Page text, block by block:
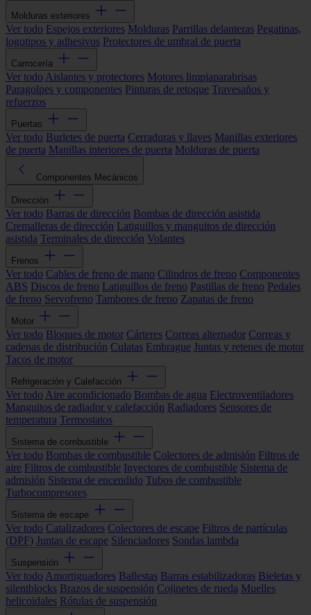
Molduras exteriores
Ver todo Espejos exteriores Molduras Parrillas delanteras Pegatinas,
logotipos y adhesivos Protectores de umbral de puerta
Carrocería
Ver todo Aislantes y protectores Motores limpiaparabrisas
Paragolpes y componentes Pinturas de retoque Travesaños y
refuerzos
Puertas
Ver todo Burletes de puerta Cerraduras y llaves Manillas exteriores
de puerta Manillas interiores de puerta Molduras de puerta
Componentes Mecánicos
Dirección
Ver todo Barras de dirección Bombas de dirección asistida
Cremalleras de dirección Latiguillos y manguitos de dirección
asistida Terminales de dirección Volantes
Frenos
Ver todo Cables de freno de mano Cilindros de freno Componentes
ABS Discos de freno Latiguillos de freno Pastillas de freno Pedales
de freno Servofreno Tambores de freno Zapatas de freno
Motor
Ver todo Bloques de motor Cárteres Correas alternador Correas y
cadenas de distribución Culatas Embrague Juntas y retenes de motor
Tacos de motor
Refrigeración y Calefacción
Ver todo Aire acondicionado Bombas de agua Electroventiladores
Manguitos de radiador y calefacción Radiadores Sensores de
temperatura Termostatos
Sistema de combustible
Ver todo Bombas de combustible Colectores de admisión Filtros de
aire Filtros de combustible Inyectores de combustible Sistema de
admisión Sistema de encendido Tubos de combustible
Turbocompresores
Sistema de escape
Ver todo Catalizadores Colectores de escape Filtros de partículas
(DPF) Juntas de escape Silenciadores Sondas lambda
Suspensión
Ver todo Amortiguadores Ballestas Barras estabilizadoras Bieletas y
silentblocks Brazos de suspensión Cojinetes de rueda Muelles
helicoidales Rótulas de suspensión